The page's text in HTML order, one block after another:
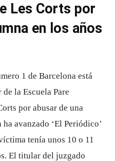
Les Corts por
en los años
1 de Barcelona está
la Escuela Pare
por abusar de una
avanzado ‘El Periódico’
tenía unos 10 o 11
El titular del juzgado